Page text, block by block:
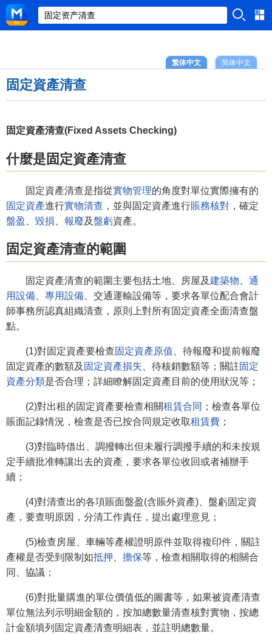
简体中文
繁体中文
固定資產清查
固定資產清查(Fixed Assets Checking)
什麼是固定資產清查
固定資產清查是指從實物管理的角度對單位實際擁有的
固定資產進行實物清查 ，並與固定資產進行賬務核對 ，確定
盤盈
毀損 報廢及盤虧資產。
固定資產清查的範圍
固定資產清查的範圍主要包括土地、房屋及建築物
通
用設備
專用設備 、交通運輸設備等，要求各單位配合會計
師事務所認真組織清查，原則上對所有固定資產全面清查盤
點。
(1)對固定資產要檢查固定資產原值 、待報廢和提前報廢
固定資產的數額及 固定資產損失 、待核銷數額等；關註固定
資產分類是否合理；詳細瞭解固定資產目前的使用狀況等；
(2)對出租的固定資產要檢查相關租賃合同 ；檢查各單位
賬面記錄情況，檢查是否已按合同規定收取租賃費 ；
(3)對臨時借出、調撥轉出但未履行調撥手續的和未按規
定手續批准轉讓出去的資產，要求各單位收回或者補辦手
續；
(4)對清查出的各項賬面盤盈(含賬外資產)、盤虧固定資
產，要查明原因，分清工作責任，提出處理意見；
(5)檢查房屋、車輛等產權證明原件並取得複印件，關註
產權是否受到限制如抵押 擔保等，檢查相關取得的相關合
同、協議；
(6)對批量購進的單位價值低的圖書等，如果被資產清查
單位無法列示明細金額的，按加總數量清查核對實物，按總
計金額填列固定資產清查明細表，並註明總數量。